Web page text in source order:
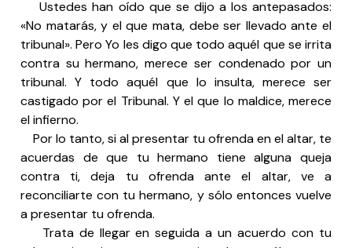
Ustedes han oído que se dijo a los antepasados:
«No matarás, y el que mata, debe ser llevado ante el
tribunal». Pero Yo les digo que todo aquél que se irrita
contra su hermano, merece ser condenado por un
tribunal. Y todo aquél que lo insulta, merece ser
castigado por el Tribunal. Y el que lo maldice, merece
el infierno.
Por lo tanto, si al presentar tu ofrenda en el altar, te
acuerdas de que tu hermano tiene alguna queja
contra ti, deja tu ofrenda ante el altar, ve a
reconciliarte con tu hermano, y sólo entonces vuelve
a presentar tu ofrenda.
Trata de llegar en seguida a un acuerdo con tu